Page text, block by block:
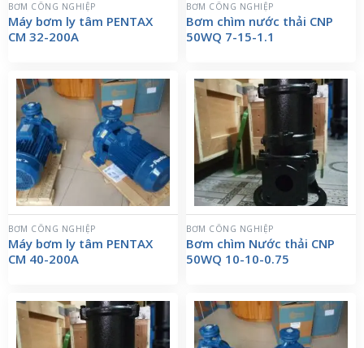
BƠM CÔNG NGHIỆP
Máy bơm ly tâm PENTAX
CM 32-200A
BƠM CÔNG NGHIỆP
Bơm chìm nước thải CNP
50WQ 7-15-1.1
BƠM CÔNG NGHIỆP
Máy bơm ly tâm PENTAX
CM 40-200A
BƠM CÔNG NGHIỆP
Bơm chìm Nước thải CNP
50WQ 10-10-0.75